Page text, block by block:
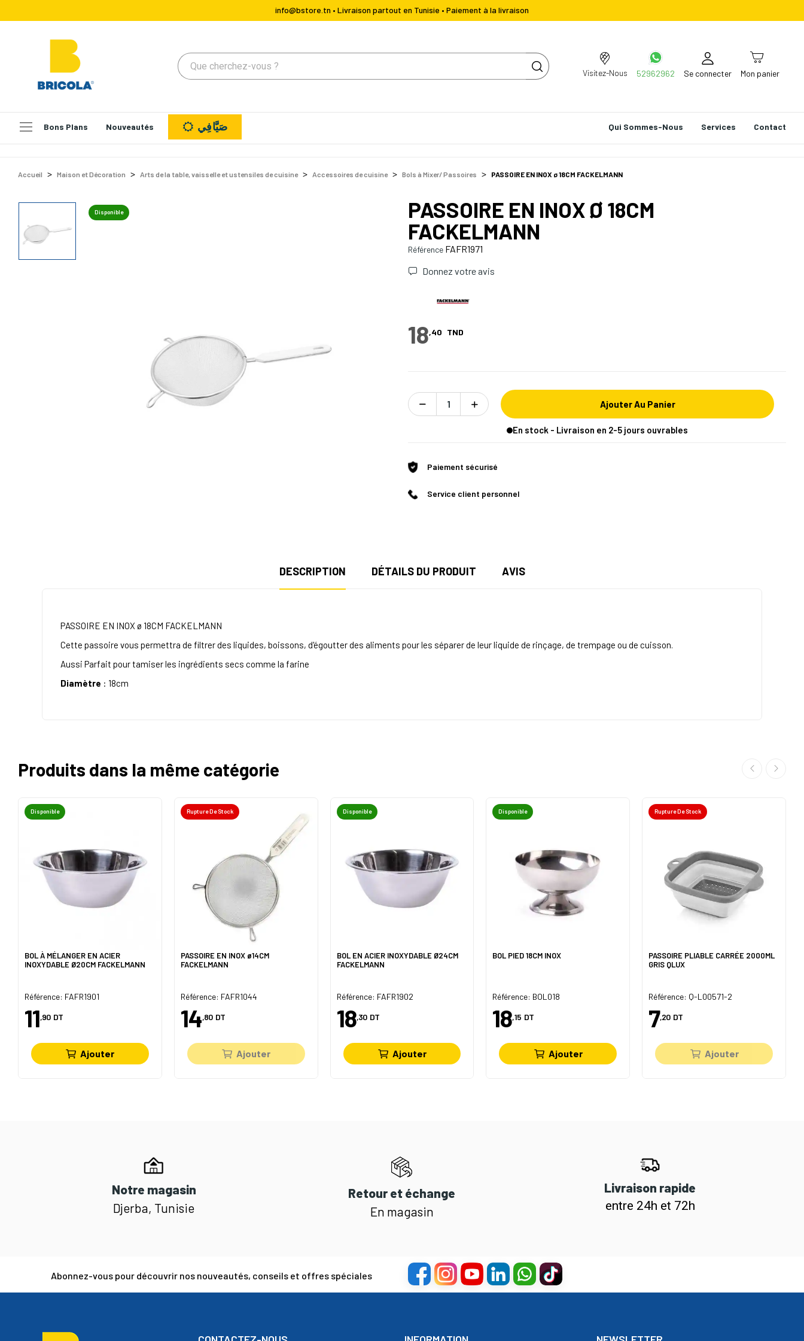
info@bstore.tn • Livraison partout en Tunisie • Paiement à la livraison
Visitez-Nous 52962962 Se connecter Mon panier
Bons Plans Nouveautés Qui Sommes-Nous Services Contact صَيَّافِي
Accueil Maison et Décoration Arts de la table, vaisselle et ustensiles de cuisine Accessoires de cuisine Bols à Mixer/ Passoires PASSOIRE EN INOX ø 18CM FACKELMANN
Disponible
PASSOIRE EN INOX Ø 18CM
FACKELMANN
Référence FAFR1971
Donnez votre avis
18,40 TND
Ajouter Au Panier
En stock - Livraison en 2-5 jours ouvrables
Paiement sécurisé
Service client personnel
DESCRIPTION DÉTAILS DU PRODUIT AVIS
PASSOIRE EN INOX ø 18CM FACKELMANN
Cette passoire vous permettra de filtrer des liquides, boissons, d'égoutter des aliments pour les séparer de leur liquide de rinçage, de trempage ou de cuisson.
Aussi Parfait pour tamiser les ingrédients secs comme la farine
Diamètre : 18cm
Produits dans la même catégorie
Disponible
BOL À MÉLANGER EN ACIER
INOXYDABLE Ø20CM FACKELMANN
Référence: FAFR1901
11,90 DT
Ajouter
Rupture De Stock
PASSOIRE EN INOX ø14CM
FACKELMANN
Référence: FAFR1044
14,80 DT
Ajouter
Disponible
BOL EN ACIER INOXYDABLE Ø24CM
FACKELMANN
Référence: FAFR1902
18,30 DT
Ajouter
Disponible
BOL PIED 18CM INOX
Référence: BOL018
18,15 DT
Ajouter
Rupture De Stock
PASSOIRE PLIABLE CARRÉE 2000ML
GRIS QLUX
Référence: Q-L00571-2
7,20 DT
Ajouter
Notre magasin
Djerba, Tunisie
Retour et échange
En magasin
Livraison rapide
entre 24h et 72h
Abonnez-vous pour découvrir nos nouveautés, conseils et offres spéciales